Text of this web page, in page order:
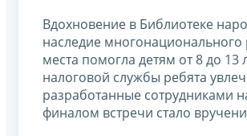
Вдохновение в Библиотеке
наследие многонационального
места помогла детям от 8 до 13
налоговой службы ребята
разработанные сотрудниками
финалом встречи стало